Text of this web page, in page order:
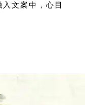
文案中，心目